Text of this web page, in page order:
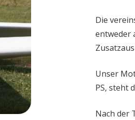
Die
entweder
Unser
PS, steht
Nach der